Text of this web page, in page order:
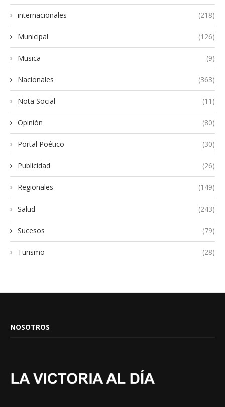
internacionales (218)
Municipal (126)
Musica (9)
Nacionales (363)
Nota Social (11)
Opinión (80)
Portal Poético (30)
Publicidad (26)
Regionales (149)
Salud (243)
Sucesos (79)
Turismo (28)
NOSOTROS